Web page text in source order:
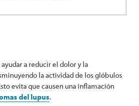
a reducir el dolor y la
la actividad de los glóbulos
evita que causen una inflamación
del lupus.